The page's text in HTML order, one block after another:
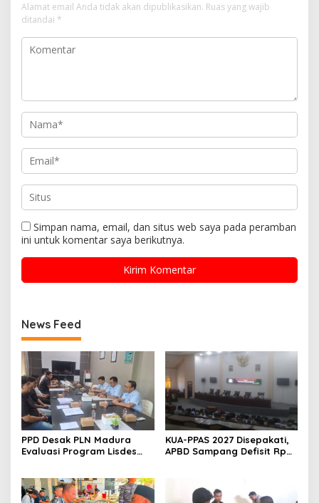
Alamat email Anda tidak akan dipublikasikan. Ruas yang wajib
ditandai *
Simpan nama, email, dan situs web saya pada peramban
ini untuk komentar saya berikutnya.
News Feed
PPD Desak PLN Madura
Evaluasi Program Lisdes
KUA-PPAS 2027 Disepakati,
APBD Sampang Defisit Rp